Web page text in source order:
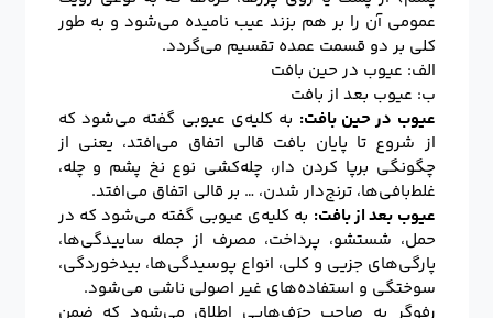
عمومی آن را بر هم بزند عیب نامیده می‌شود و به طور
کلی بر دو قسمت عمده تقسیم می‌گردد.
الف: عیوب در حین بافت
ب: عیوب بعد از بافت
عیوب در حین بافت: به کلیه‌ی عیوبی گفته می‌شود که
از شروع تا پایان بافت قالی اتفاق می‌افتد، یعنی از
چگونگی برپا کردن دار، چله‌کشی نوع نخ پشم و چله،
غلط‌بافی‌ها، ترنج‌دار شدن، … بر قالی اتفاق می‌افتد.
عیوب بعد از بافت: به کلیه‌ی عیوبی گفته می‌شود که در
حمل، شستشو، پرداخت، مصرف از جمله ساییدگی‌ها،
پارگی‌های جزیی و کلی، انواع پوسیدگی‌ها، بیدخوردگی‌،
سوختگی و استفاده‌های غیر اصولی ناشی می‌شود.